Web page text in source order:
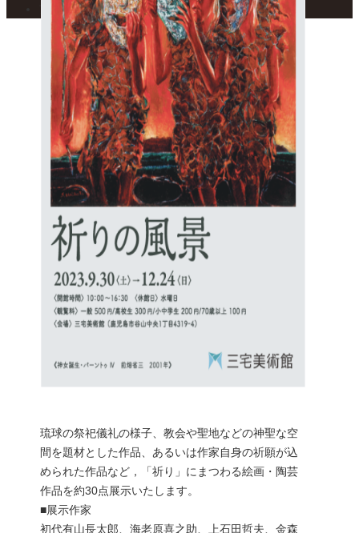
アクセスマップ
琉球の祭祀儀礼の様子、教会や聖地などの神聖な空
間を題材とした作品、あるいは作家自身の祈願が込
められた作品など，「祈り」にまつわる絵画・陶芸
作品を約30点展示いたします。
■展示作家
初代有山長太郎、海老原喜之助、上石田哲夫、金森